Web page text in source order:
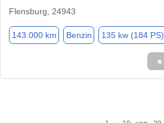
Flensburg, 24943
143.000 km Benzin 135 kw (184 PS)
★